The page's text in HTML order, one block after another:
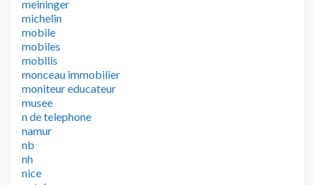
meininger
michelin
mobile
mobiles
mobilis
monceau immobilier
moniteur educateur
musee
n de telephone
namur
nb
nh
nice